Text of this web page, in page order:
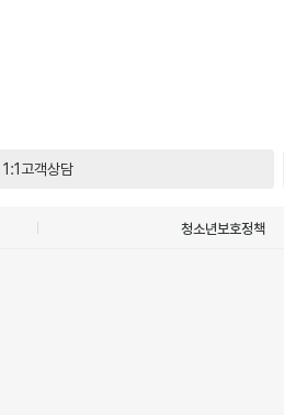
1:1고객상담
청소년보호정책